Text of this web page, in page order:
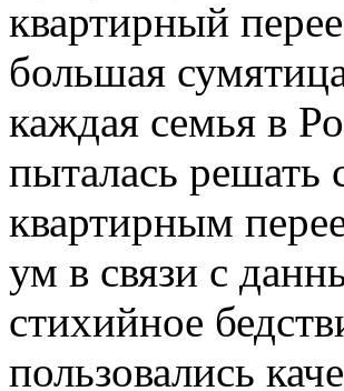
квартирный
большая
каждая семья в
пыталась решать
квартирным
ум в связи с
стихийное
пользовались